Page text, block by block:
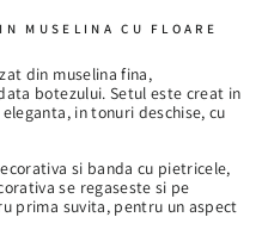
MUSELINA CU FLOARE
din muselina fina,
botezului. Setul este creat in
in tonuri deschise, cu
si banda cu pietricele,
se regaseste si pe
prima suvita, pentru un aspect